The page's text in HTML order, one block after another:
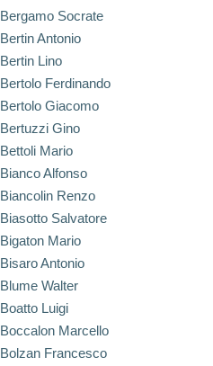
Bergamo Socrate
Bertin Antonio
Bertin Lino
Bertolo Ferdinando
Bertolo Giacomo
Bertuzzi Gino
Bettoli Mario
Bianco Alfonso
Biancolin Renzo
Biasotto Salvatore
Bigaton Mario
Bisaro Antonio
Blume Walter
Boatto Luigi
Boccalon Marcello
Bolzan Francesco